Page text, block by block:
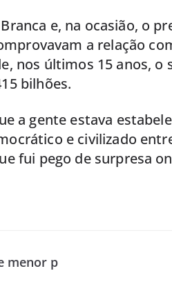
e, na ocasião, o
a relação
nos últimos 15 anos,
bilhões.
a gente estava
e civilizado
fui pego de surpresa
menor p